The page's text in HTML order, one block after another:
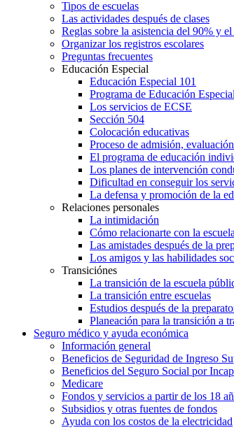
Tipos de escuelas
Las actividades después de clases
Reglas sobre la asistencia del 90% y
Organizar los registros escolares
Preguntas frecuentes
Educación Especial
Educación Especial 101
Programa de Educación
Los servicios de ECSE
Sección 504
Colocación educativas
Proceso de admisión,
El programa de educación
Los planes de intervención
Dificultad en conseguir los
La defensa y promoción de la
Relaciones personales
La intimidación
Cómo relacionarte con la
Las amistades después de la
Los amigos y las habilidades
Transiciónes
La transición de la escuela
La transición entre escuelas
Estudios después de la
Planeación para la transición a
Seguro médico y ayuda económica
Información general
Beneficios de Seguridad de Ingreso
Beneficios del Seguro Social por
Medicare
Fondos y servicios a partir de los 18
Subsidios y otras fuentes de fondos
Ayuda con los costos de la electricidad